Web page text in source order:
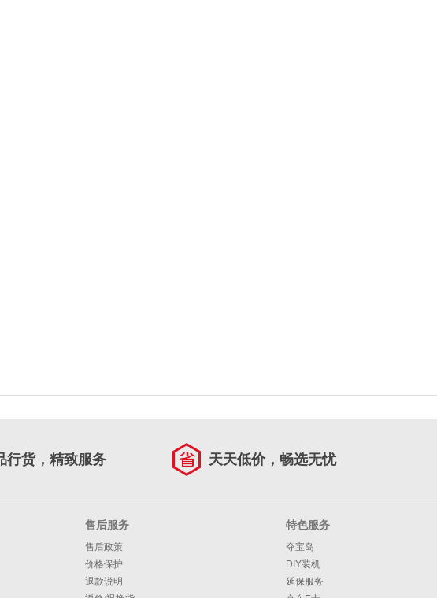
行货，精致服务 天天低价，畅选无忧
售后服务
售后政策
价格保护
退款说明
特色服务
夺宝岛
DIY装机
延保服务